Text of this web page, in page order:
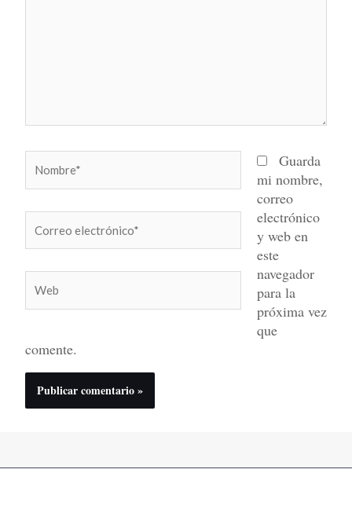
electrónico*
Guarda
mi nombre,
correo
electrónico
y web en
este
navegador
para la
próxima vez
que
comente.